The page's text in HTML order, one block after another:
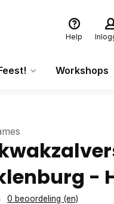
Help
Workshops
-
0 beoordeling (en)